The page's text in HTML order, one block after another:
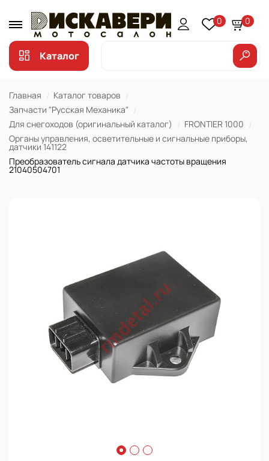
0 0
Каталог
Главная
Каталог товаров
Запчасти "Русская Механика"
Для снегоходов (оригинальный каталог)
FRONTIER 1000
Органы управления, осветительные и сигнальные приборы,
датчики 141122
Преобразователь сигнала датчика частоты вращения
21040504701